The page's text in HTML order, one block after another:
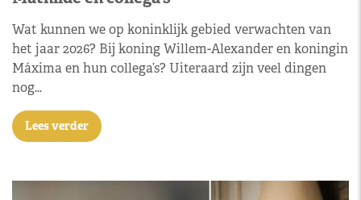
Wat kunnen we op koninklijk gebied verwachten van
het jaar 2026? Bij koning Willem-Alexander en koningin
Máxima en hun collega’s? Uiteraard zijn veel dingen
nog…
Lees verder